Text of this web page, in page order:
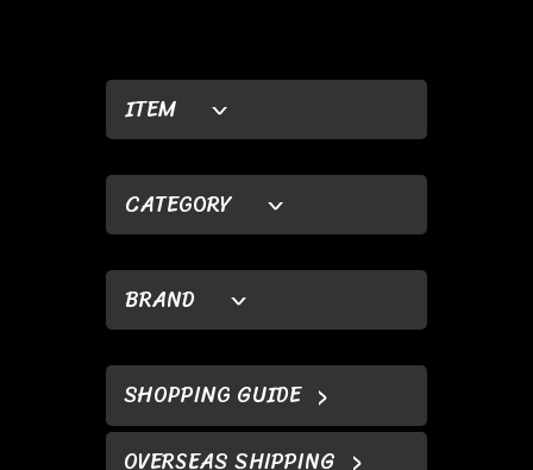
ITEM
CATEGORY
BRAND
SHOPPING GUIDE
OVERSEAS SHIPPING